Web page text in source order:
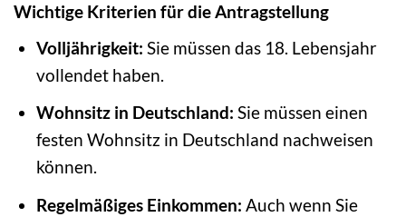
Wichtige Kriterien für die Antragstellung
Volljährigkeit: Sie müssen das 18. Lebensjahr
vollendet haben.
Wohnsitz in Deutschland: Sie müssen einen
festen Wohnsitz in Deutschland nachweisen
können.
Regelmäßiges Einkommen: Auch wenn Sie